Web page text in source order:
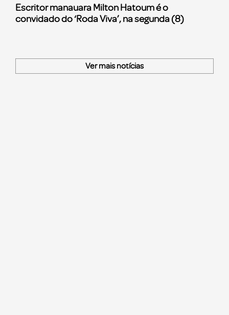
Escritor manauara Milton Hatoum é o
convidado do ‘Roda Viva’, na segunda (8)
Ver mais notícias